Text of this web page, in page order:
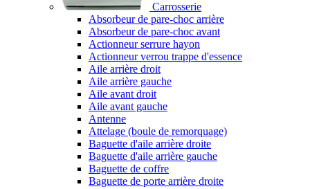
Carrosserie
Absorbeur de pare-choc arrière
Absorbeur de pare-choc avant
Actionneur serrure hayon
Actionneur verrou trappe d'essence
Aile arrière droit
Aile arrière gauche
Aile avant droit
Aile avant gauche
Antenne
Attelage (boule de remorquage)
Baguette d'aile arrière droite
Baguette d'aile arrière gauche
Baguette de coffre
Baguette de porte arrière droite